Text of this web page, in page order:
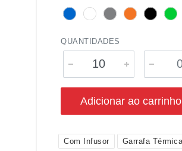
QUANTIDADES
Adicionar ao carrinho
Com Infusor
Garrafa Térmica